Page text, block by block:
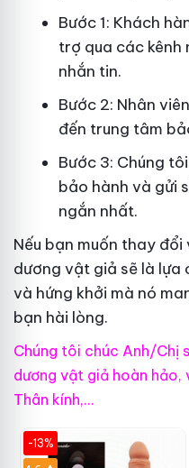
Bước 1: Khách
trợ qua các kênh
nhắn tin.
Bước 2: Nhân
đến trung tâm
Bước 3: Chúng
bảo hành và gửi
ngắn nhất.
Nếu bạn muốn thay đổi
dương vật giả sẽ là lựa
và hứng khởi mà nó
bạn hài lòng.
Chúng tôi chúc Anh/Chị
dương vật giả hoàn hảo,
Thân kính,...
-13%